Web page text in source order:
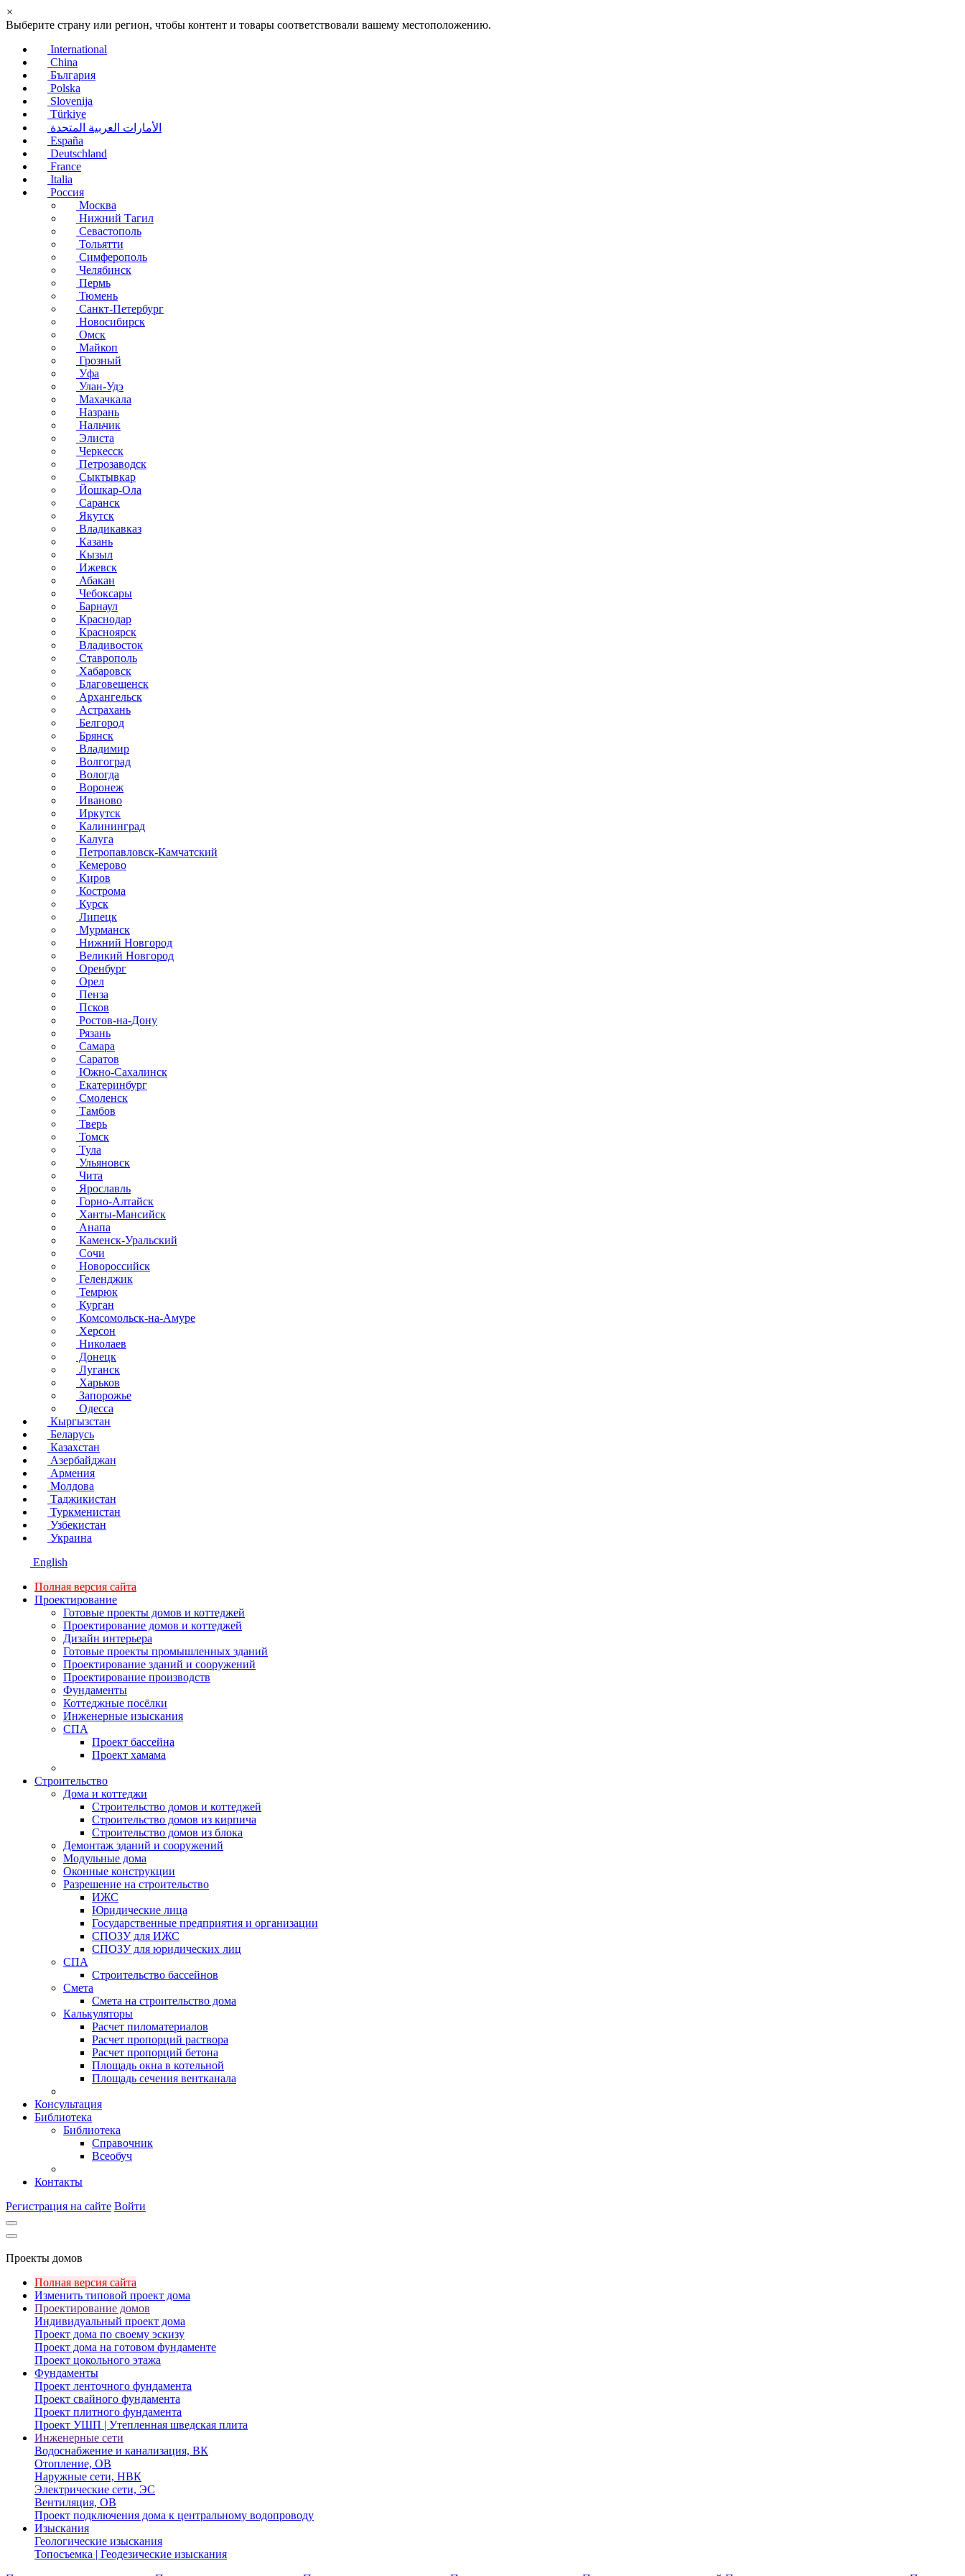
×
Выберите страну или регион, чтобы контент и товары соответствовали вашему местоположению.
International
China
България
Polska
Slovenija
Türkiye
الأمارات العربية المتحدة
España
Deutschland
France
Italia
Россия
Москва
Нижний Тагил
Севастополь
Тольятти
Симферополь
Челябинск
Пермь
Тюмень
Санкт-Петербург
Новосибирск
Омск
Майкоп
Грозный
Уфа
Улан-Удэ
Махачкала
Назрань
Нальчик
Элиста
Черкесск
Петрозаводск
Сыктывкар
Йошкар-Ола
Саранск
Якутск
Владикавказ
Казань
Кызыл
Ижевск
Абакан
Чебоксары
Барнаул
Краснодар
Красноярск
Владивосток
Ставрополь
Хабаровск
Благовещенск
Архангельск
Астрахань
Белгород
Брянск
Владимир
Волгоград
Вологда
Воронеж
Иваново
Иркутск
Калининград
Калуга
Петропавловск-Камчатский
Кемерово
Киров
Кострома
Курск
Липецк
Мурманск
Нижний Новгород
Великий Новгород
Оренбург
Орел
Пенза
Псков
Ростов-на-Дону
Рязань
Самара
Саратов
Южно-Сахалинск
Екатеринбург
Смоленск
Тамбов
Тверь
Томск
Тула
Ульяновск
Чита
Ярославль
Горно-Алтайск
Ханты-Мансийск
Анапа
Каменск-Уральский
Сочи
Новороссийск
Геленджик
Темрюк
Курган
Комсомольск-на-Амуре
Херсон
Николаев
Донецк
Луганск
Харьков
Запорожье
Одесса
Кыргызстан
Беларусь
Казахстан
Азербайджан
Армения
Молдова
Таджикистан
Туркменистан
Узбекистан
Украина
English
Полная версия сайта
Проектирование
Готовые проекты домов и коттеджей
Проектирование домов и коттеджей
Дизайн интерьера
Готовые проекты промышленных зданий
Проектирование зданий и сооружений
Проектирование производств
Фундаменты
Коттеджные посёлки
Инженерные изыскания
СПА
Проект бассейна
Проект хамама
Строительство
Дома и коттеджи
Строительство домов и коттеджей
Строительство домов из кирпича
Строительство домов из блока
Демонтаж зданий и сооружений
Модульные дома
Оконные конструкции
Разрешение на строительство
ИЖС
Юридические лица
Государственные предприятия и организации
СПОЗУ для ИЖС
СПОЗУ для юридических лиц
СПА
Строительство бассейнов
Смета
Смета на строительство дома
Калькуляторы
Расчет пиломатериалов
Расчет пропорций раствора
Расчет пропорций бетона
Площадь окна в котельной
Площадь сечения вентканала
Консультация
Библиотека
Библиотека
Справочник
Всеобуч
Контакты
Регистрация на сайте Войти
Проекты домов
Полная версия сайта
Изменить типовой проект дома
Проектирование домов
Индивидуальный проект дома
Проект дома по своему эскизу
Проект дома на готовом фундаменте
Проект цокольного этажа
Фундаменты
Проект ленточного фундамента
Проект свайного фундамента
Проект плитного фундамента
Проект УШП | Утепленная шведская плита
Инженерные сети
Водоснабжение и канализация, ВК
Отопление, ОВ
Наружные сети, НВК
Электрические сети, ЭС
Вентиляция, ОВ
Проект подключения дома к центральному водопроводу
Изыскания
Геологические изыскания
Топосъемка | Геодезические изыскания